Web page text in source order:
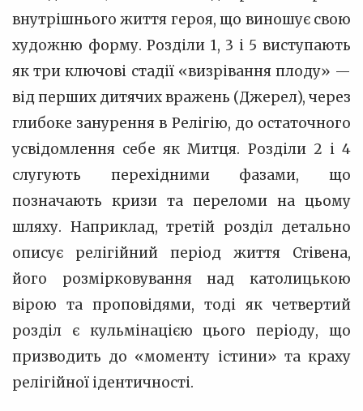
внутрішнього життя героя, що виношує свою
художню форму. Розділи 1, 3 і 5 виступають
як три ключові стадії «визрівання плоду» —
від перших дитячих вражень (Джерел), через
глибоке занурення в Релігію, до остаточного
усвідомлення себе як Митця. Розділи 2 і 4
слугують перехідними фазами, що
позначають кризи та переломи на цьому
шляху. Наприклад, третій розділ детально
описує релігійний період життя Стівена,
його розмірковування над католицькою
вірою та проповідями, тоді як четвертий
розділ є кульмінацією цього періоду, що
призводить до «моменту істини» та краху
релігійної ідентичності.